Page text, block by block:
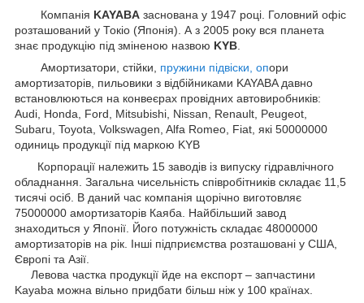
Компанія KAYABA заснована у 1947 році. Головний офіс
розташований у Токіо (Японія). А з 2005 року вся планета
знає продукцію під зміненою назвою KYB
Амортизатори, стійки, пружини підвіски, опори
амортизаторів, пильовики з відбійниками KAYABA давно
встановлюються на конвеєрах провідних автовиробників:
Audi, Honda, Ford, Mitsubishi, Nissan, Renault, Peugeot,
Subaru, Toyota, Volkswagen, Alfa Romeo, Fiat, які 50000000
одиниць продукції під маркою KYB
Корпорації належить 15 заводів із випуску гідравлічного
обладнання. Загальна чисельність співробітників складає 11,5
тисячі осіб. В даний час компанія щорічно виготовляє
75000000 амортизаторів Каяба. Найбільший завод
знаходиться у Японії. Його потужність складає 48000000
амортизаторів на рік. Інші підприємства розташовані у США,
Європі та Азії.
Левова частка продукції йде на експорт – запчастини
Kayaba можна вільно придбати більш ніж у 100 країнах.